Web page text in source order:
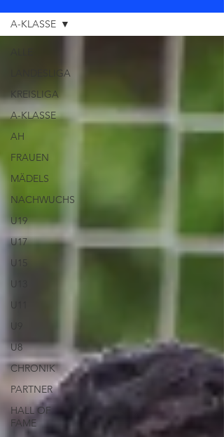
LANDESLIGA
KREISLIGA
A-KLASSE
AH
FRAUEN
MÄDELS
NACHWUCHS
U19
U17
U15
U13
U11
U9
U8
CHRONIK
PARTNER
HALL OF
FAME
A-KLASSE